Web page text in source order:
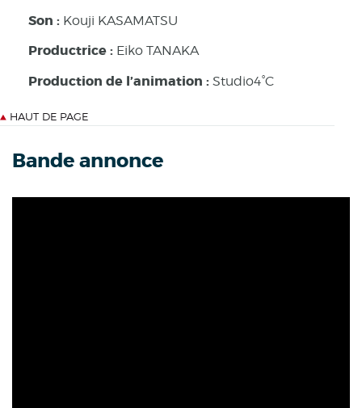
Son : Kouji KASAMATSU
Productrice : Eiko TANAKA
Production de l’animation : Studio4°C
HAUT DE PAGE
Bande annonce